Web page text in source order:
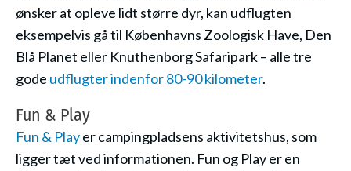
ønsker at opleve lidt større dyr, kan udflugten
eksempelvis gå til Københavns Zoologisk Have, Den
Blå Planet eller Knuthenborg Safaripark – alle tre
gode udflugter indenfor 80-90 kilometer.
Fun & Play
Fun & Player campingpladsens aktivitetshus, som
ligger tæt ved informationen. Fun og Play er en